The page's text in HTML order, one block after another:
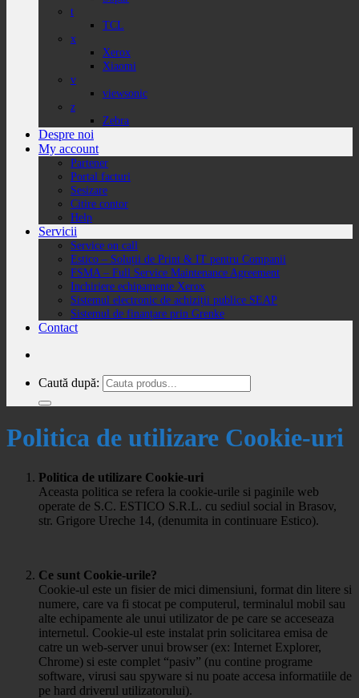
t
TCL
x
Xerox
Xiaomi
v
viewsonic
z
Zebra
Despre noi
My account
Partener
Portal facturi
Sesizare
Citire contor
Help
Servicii
Service on call
Estico – Soluții de Print & IT pentru Companii
FSMA – Full Service Maintenance Agreement
Inchiriere echipamente Xerox
Sistemul electronic de achiziții publice SEAP
Sistemul de finanțare prin Grenke
Contact
Caută după:
Politica de utilizare Cookie-uri
Politica de utilizare Cookie-uri
Aceasta politica se refera la cookie-urile si paginile web
operate de S.C. ESTICO S.R.L. cu sediul social in Brasov,
str. Grigore Ureche 14, (denumita in continuare Estico).
Ce sunt Cookie-urile?
Cookie-ul este un fisier de mici dimensiuni, format din litere si
numere, care va fi stocat pe computerul, terminalul mobil sau
alte echipamente ale unui utilizator de pe care se acceseaza
internetul. Cookie-ul este instalat prin solicitarea emisa de
catre un web-server unui browser (ex: Internet Explorer,
Chrome) si este complet “pasiv” (nu contine programe
software, virusi sau spyware si nu poate accesa informatiile de
pe hard driverul utilizatorului).